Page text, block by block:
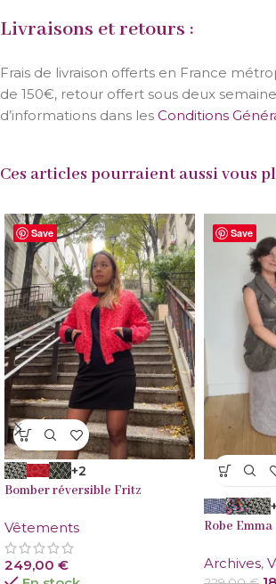
Livraisons et retours :
Frais de livraison offerts en France
de 150€, retour offert sous deux
d’informations dans les Conditions
Ces articles pourraient aussi vous
Save
+2
Bomber réversible Fritz
Vêtements
249,00 €
Save
VENTE
Robe Emma
Archives,